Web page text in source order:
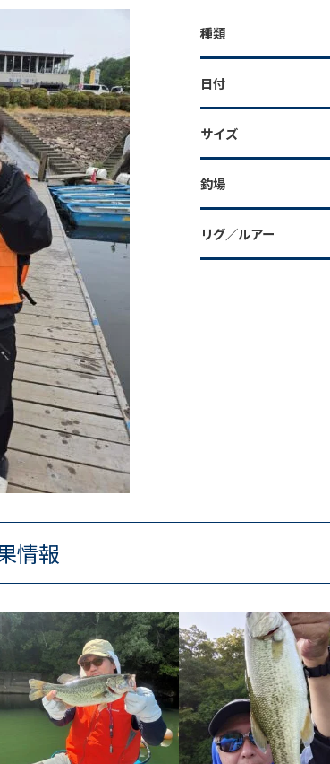
種類
日付
サイズ
釣場
リグ／ルアー
情報